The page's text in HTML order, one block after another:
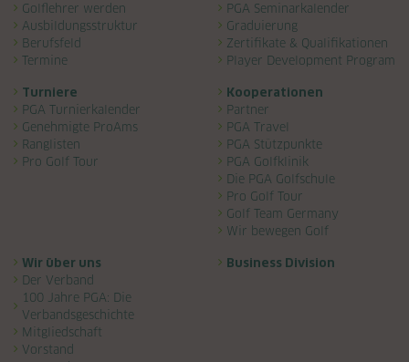
Golflehrer werden
Ausbildungsstruktur
Berufsfeld
Termine
PGA Seminarkalender
Graduierung
Zertifikate & Qualifikationen
Player Development Program
Turniere
PGA Turnierkalender
Genehmigte ProAms
Ranglisten
Pro Golf Tour
Kooperationen
Partner
PGA Travel
PGA Stützpunkte
PGA Golfklinik
Die PGA Golfschule
Pro Golf Tour
Golf Team Germany
Wir bewegen Golf
Wir über uns
Der Verband
100 Jahre PGA: Die
Verbandsgeschichte
Mitgliedschaft
Vorstand
Business Division